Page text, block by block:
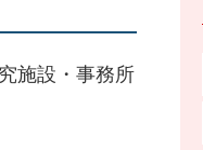
施設・事務所